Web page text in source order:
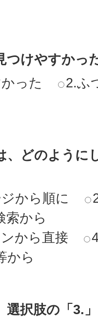
つけやすかっ
った
2.ふ
、どのように
から順に
索から
から直接
から
選択肢の「3.